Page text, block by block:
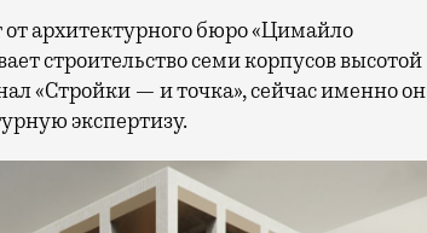
архитектурного бюро «Цимайло
строительство семи корпусов высотой
«Стройки — и точка», сейчас именно он
экспертизу.